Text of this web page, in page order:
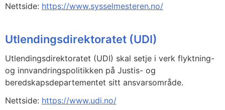
Nettside: https://www.sysselmesteren.no/
Utlendingsdirektoratet (UDI)
Utlendingsdirektoratet (UDI) skal setje i verk flyktning-
og innvandringspolitikken på Justis- og
beredskapsdepartementet sitt ansvarsområde.
Nettside: https://www.udi.no/